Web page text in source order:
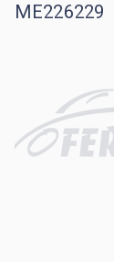
ME226229